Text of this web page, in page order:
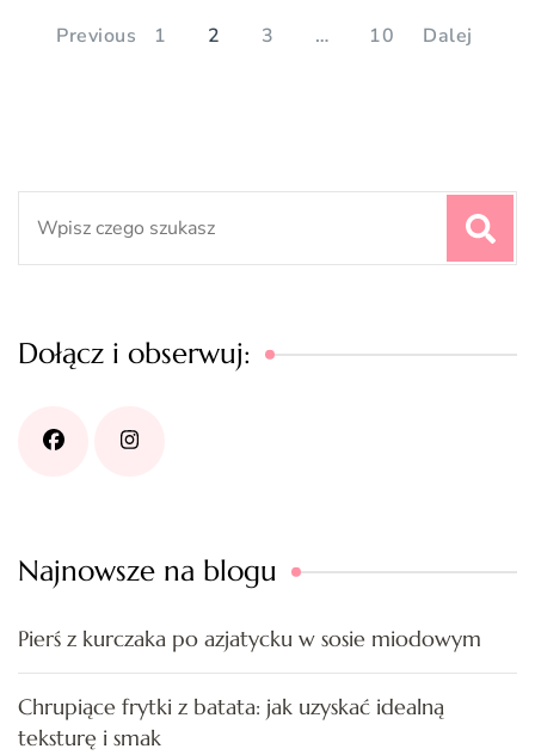
wpisów
Previous PAGE
1 PAGE
2 PAGE
3 … PAGE
10 Dalej
Dołącz i obserwuj:
Najnowsze na blogu
Pierś z kurczaka po azjatycku w sosie miodowym
Chrupiące frytki z batata: jak uzyskać idealną
teksturę i smak